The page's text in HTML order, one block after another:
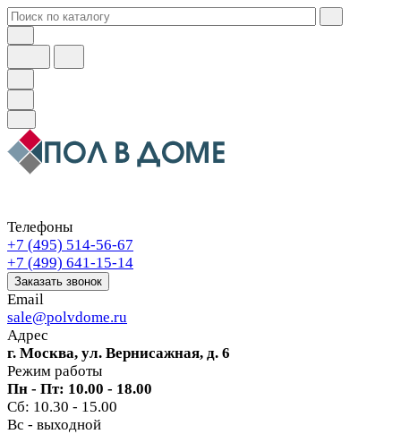
Телефоны
+7 (495) 514-56-67
+7 (499) 641-15-14
Заказать звонок
Email
sale@polvdome.ru
Адрес
г. Москва, ул. Вернисажная, д. 6
Режим работы
Пн - Пт: 10.00 - 18.00
Сб: 10.30 - 15.00
Вс - выходной